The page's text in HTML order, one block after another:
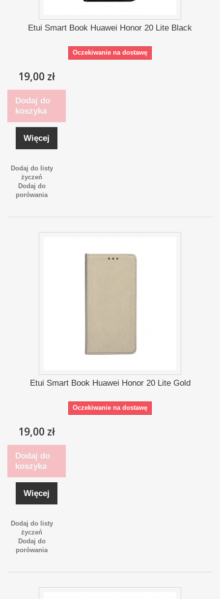
Etui Smart Book Huawei Honor 20 Lite Black
Oczekiwanie na dostawę
19,00 zł
Dodaj do
koszyka
Więcej
Dodaj do listy
życzeń
Dodaj do
porówania
Etui Smart Book Huawei Honor 20 Lite Gold
Oczekiwanie na dostawę
19,00 zł
Dodaj do
koszyka
Więcej
Dodaj do listy
życzeń
Dodaj do
porówania